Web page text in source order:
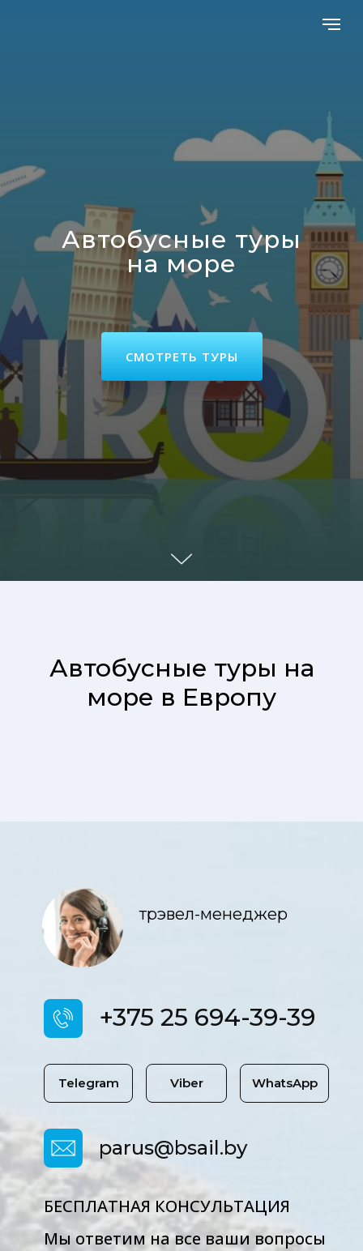
Автобусные туры
на море
СМОТРЕТЬ ТУРЫ
Автобусные туры на
море в Европу
трэвел-менеджер
Мы ответим на все ваши вопросы
БЕСПЛАТНАЯ КОНСУЛЬТАЦИЯ
+375 25 694-39-39
parus@bsail.by
Telegram Viber WhatsApp